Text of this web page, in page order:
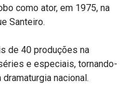
como ator, em 1975, na
Santeiro.
de 40 produções na
e especiais, tornando-
nacional.